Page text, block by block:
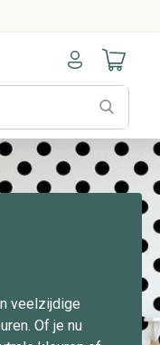
Naar
veelzijdige
Of je nu